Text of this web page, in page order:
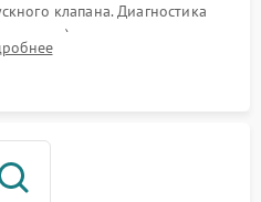
клапана. Диагностика
воды), датчика мутности,
модуля управления.